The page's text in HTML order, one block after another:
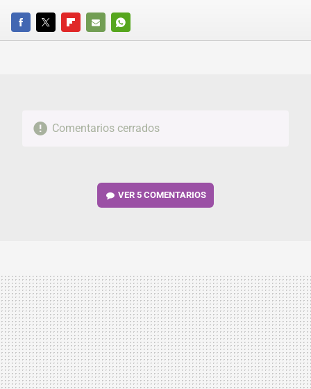
FACEBOOKTWITTERFLIPBOARD
E-
WHATSAPP
Comentarios cerrados
VER5 COMENTARIOS